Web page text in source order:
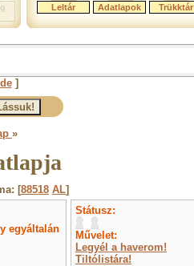
Leltár Adatlapok Trükktár
]
»
[88518 AL]
egyáltalán
Státusz:
Művelet:
Legyél a haverom!
Tiltólistára!